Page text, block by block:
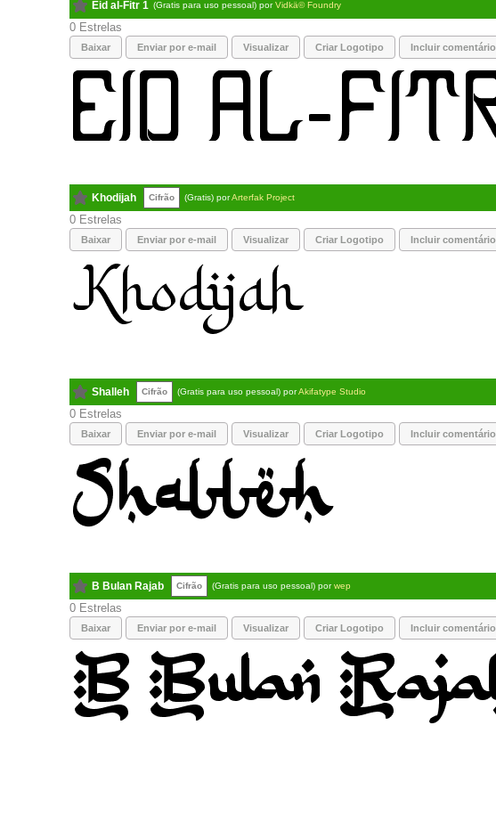
Eid al-Fitr 1 (Gratis para uso pessoal) porVidkä© Foundry
0
Baixar Enviar por e-mail Visualizar Criar Logotipo Incluir comentário
Khodijah Cifrão (Gratis) porArterfak Project
0
Baixar Enviar por e-mail Visualizar Criar Logotipo Incluir comentário
Shalleh Cifrão (Gratis para uso pessoal) porAkifatype Studio
0
Baixar Enviar por e-mail Visualizar Criar Logotipo Incluir comentário
B Bulan Rajab Cifrão (Gratis para uso pessoal) porwep
0
Baixar Enviar por e-mail Visualizar Criar Logotipo Incluir comentário